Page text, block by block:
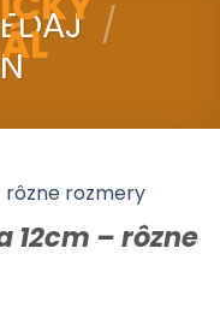
/
12cm – rôzne